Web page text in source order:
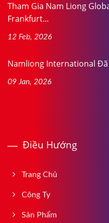
Tham Gia Nam Liong
Frankfurt...
12 Feb, 2026
Namliong International
09 Jan, 2026
Điều Hướng
Trang Chủ
Công Ty
Sản Phẩm